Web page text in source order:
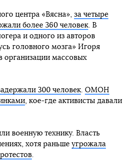
центра «Вясна», за четыре
более 360 человек . В
и одного из авторов
головного мозга» Игоря
организации массовых
300 человек ОМОН
, кое-где активисты давали
военную технику. Власть
хотя раньше угрожала